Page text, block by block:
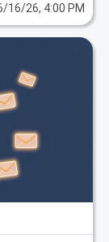
16/26, 4:00 PM